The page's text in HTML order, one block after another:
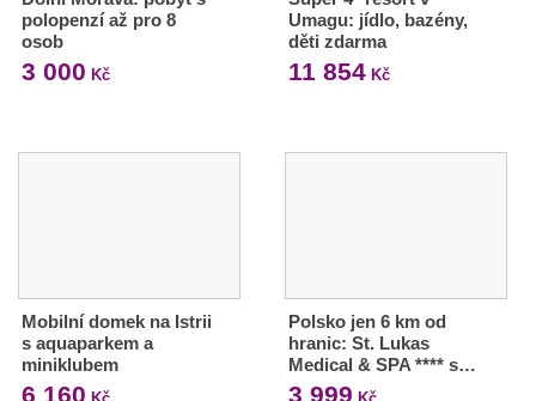
polopenzí až pro 8
osob
3 000 Kč
Umagu: jídlo, bazény,
děti zdarma
11 854Kč
Mobilní domek na Istrii
s aquaparkem a
miniklubem
6 160
Polsko jen 6 km od
hranic: St. Lukas
Medical & SPA **** s…
3 999